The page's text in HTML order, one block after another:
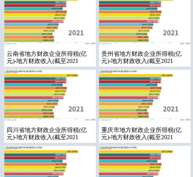
云南省地方财政企业所得税(亿
元)-地方财政收入(截至2021
贵州省地方财政企业所得税(亿
元)-地方财政收入(截至2021
四川省地方财政企业所得税(亿
元)-地方财政收入(截至2021
重庆市地方财政企业所得税(亿
元)-地方财政收入(截至2021